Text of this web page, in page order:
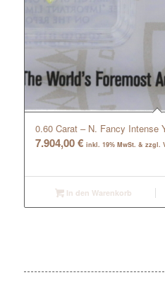
0.60 Carat – N. Fancy Intense
7.904,00€ inkl. 19% MwSt. & zzgl.
In den Warenkorb